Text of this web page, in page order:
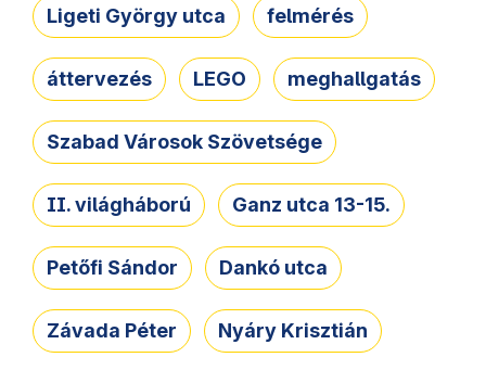
Ligeti György utca felmérés
áttervezés LEGO meghallgatás
Szabad Városok Szövetsége
II. világháború Ganz utca 13-15.
Petőfi Sándor Dankó utca
Závada Péter Nyáry Krisztián